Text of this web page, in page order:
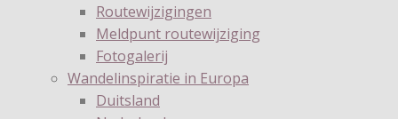
Routewijzigingen
Meldpunt routewijziging
Fotogalerij
Wandelinspiratie in Europa
Duitsland